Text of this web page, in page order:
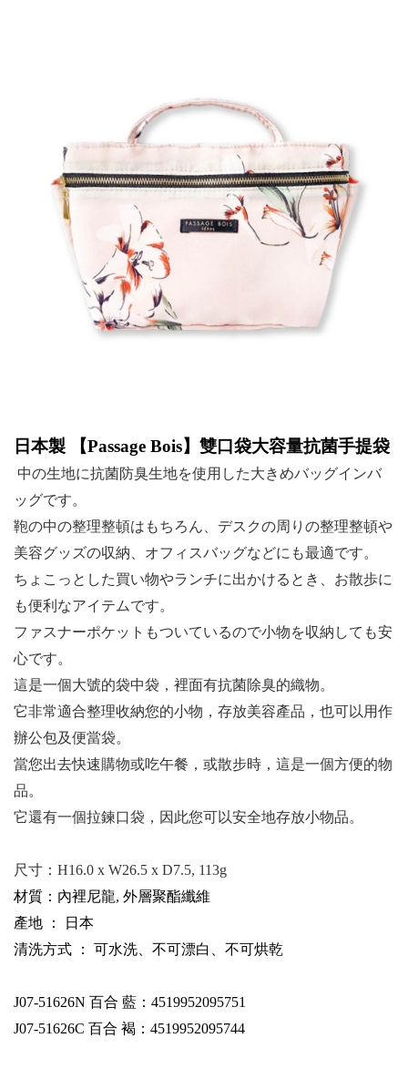
日本製 【Passage Bois】雙口袋大容量抗菌手提袋
中の生地に抗菌防臭生地を使用した大きめバッグインバ
ッグです。
鞄の中の整理整頓はもちろん、デスクの周りの整理整頓や
美容グッズの収納、オフィスバッグなどにも最適です。
ちょこっとした買い物やランチに出かけるとき、お散歩に
も便利なアイテムです。
ファスナーポケットもついているので小物を収納しても安
心です。
這是一個大號的袋中袋，裡面有抗菌除臭的織物。
它非常適合整理收納您的小物，存放美容產品，也可以用作
辦公包及便當袋。
當您出去快速購物或吃午餐，或散步時，這是一個方便的物
品。
它還有一個拉鍊口袋，因此您可以安全地存放小物品。
尺寸： H16.0 x W26.5 x D7.5, 113g
材質：內裡尼龍, 外層聚酯纖維
產地 ： 日本
清洗方式 ： 可水洗、不可漂白、不可烘乾
J07-51626N 百合 藍：4519952095751
J07-51626C 百合 褐：4519952095744